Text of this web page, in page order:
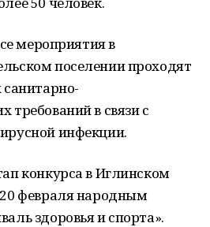
мероприятия в
поселении проходят
требований в связи с
инфекции.
конкурса в Иглинском
февраля народным
здоровья и спорта».